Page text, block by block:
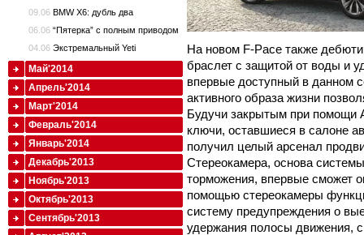
На новом F-Pace также
браслет с защитой от воды и
впервые доступный в данном
активного образа жизни
Будучи закрытым при помощи
ключи, оставшиеся в салоне
получил целый арсенал
Стереокамера, основа
торможения, впервые сможет
помощью стереокамеры
систему предупреждения о
удержания полосы движения,
09.06 BMW X6: дубль два
06.06 “Пятерка” с полным приводом
04.06 Экстремальный Yeti
Май'2014
Апрель'2014
Март'2014
Февраль'2014
Январь'2014
Декабрь'2013
Ноябрь'2013
Октябрь'2013
Сентябрь'2013